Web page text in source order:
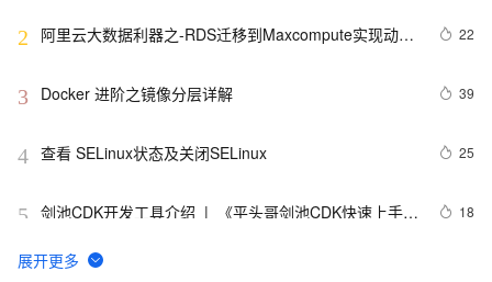
2
阿里云大数据利器之-RDS迁移到Maxcompute实现动态
22
3 Docker 进阶之镜像分层详解 39
4 查看 SELinux状态及关闭SELinux 25
5 剑池CDK开发工具介绍  |  《平头哥剑池CDK快速上手指
18
6 WebAssembly 在 MOSN 中的实践 - 基础框架篇